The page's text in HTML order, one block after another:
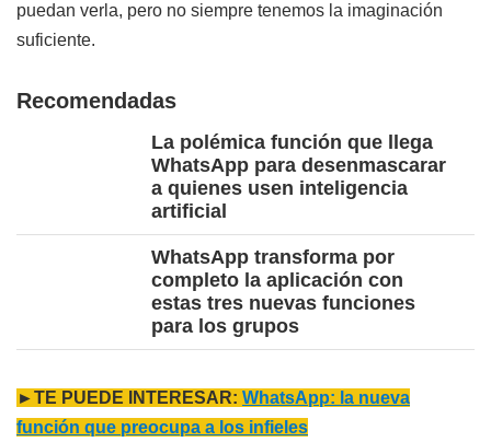
puedan verla, pero no siempre tenemos la imaginación
suficiente.
Recomendadas
La polémica función que llega
WhatsApp para desenmascarar
a quienes usen inteligencia
artificial
WhatsApp transforma por
completo la aplicación con
estas tres nuevas funciones
para los grupos
►TE PUEDE INTERESAR: WhatsApp: la nueva
función que preocupa a los infieles